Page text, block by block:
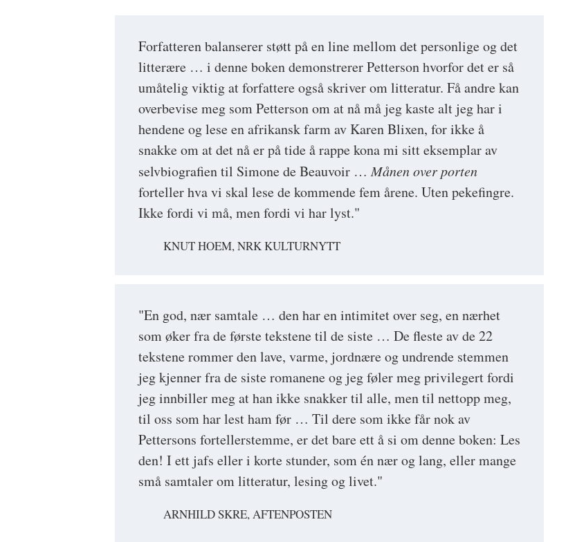
Forfatteren balanserer støtt på en line mellom det personlige og det
litterære … i denne boken demonstrerer Petterson hvorfor det er så
umåtelig viktig at forfattere også skriver om litteratur. Få andre kan
overbevise meg som Petterson om at nå må jeg kaste alt jeg har i
hendene og lese en afrikansk farm av Karen Blixen, for ikke å
snakke om at det nå er på tide å rappe kona mi sitt eksemplar av
selvbiografien til Simone de Beauvoir …Månen over porten
forteller hva vi skal lese de kommende fem årene. Uten pekefingre.
Ikke fordi vi må, men fordi vi har lyst."
KNUT HOEM, NRK KULTURNYTT
"En god, nær samtale … den har en intimitet over seg, en nærhet
som øker fra de første tekstene til de siste … De fleste av de 22
tekstene rommer den lave, varme, jordnære og undrende stemmen
jeg kjenner fra de siste romanene og jeg føler meg privilegert fordi
jeg innbiller meg at han ikke snakker til alle, men til nettopp meg,
til oss som har lest ham før … Til dere som ikke får nok av
Pettersons fortellerstemme, er det bare ett å si om denne boken: Les
den! I ett jafs eller i korte stunder, som én nær og lang, eller mange
små samtaler om litteratur, lesing og livet."
ARNHILD SKRE, AFTENPOSTEN